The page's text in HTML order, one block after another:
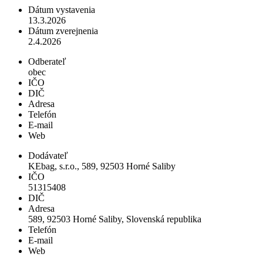
Dátum vystavenia
13.3.2026
Dátum zverejnenia
2.4.2026
Odberateľ
obec
IČO
DIČ
Adresa
Telefón
E-mail
Web
Dodávateľ
KEbag, s.r.o., 589, 92503 Horné Saliby
IČO
51315408
DIČ
Adresa
589, 92503 Horné Saliby, Slovenská republika
Telefón
E-mail
Web